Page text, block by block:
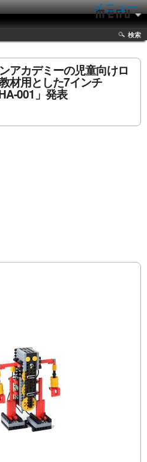
メニュー
検索
アカデミーの児童向けロ
材用とした7インチ
001」発表